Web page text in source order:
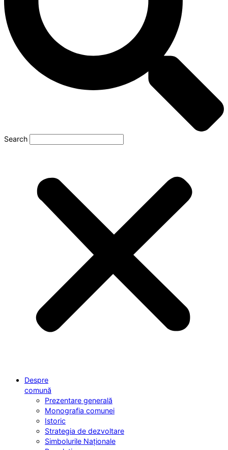
Search
Despre
comună
Prezentare generală
Monografia comunei
Istoric
Strategia de dezvoltare
Simbolurile Naționale